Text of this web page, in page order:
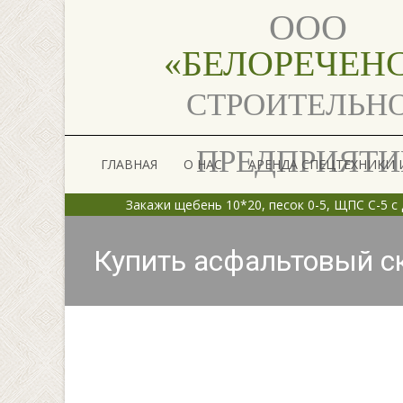
ООО
content
ГЛАВНАЯ О НАС АРЕНДА
Закажи щебень 10*20, песок 0-5,
Купить асфальтовый